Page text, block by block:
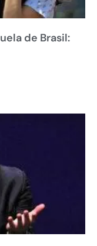
de Brasil: